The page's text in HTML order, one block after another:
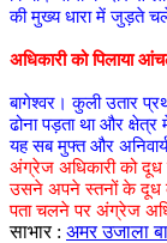
की मुख्य धारा में जुड़ते
अधिकारी को पिलाया
बागेश्वर। कुली उतार
ढोना पड़ता था और
यह सब मुफ्त और
अंग्रेज अधिकारी को दूध
उसने अपने स्तनों के दूध
पता चलने पर अंग्रेज
साभार : अमर उजाला